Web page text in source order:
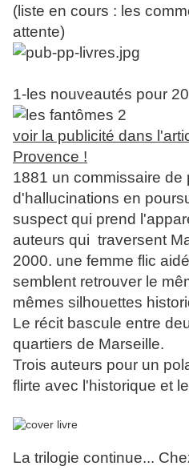
(liste en cours : les
attente)
1-les nouveautés pour
voir la publicité dans
Provence !
1881 un commissaire de
d'hallucinations en
suspect qui prend
auteurs qui traversent
2000. une femme flic
semblent retrouver le
mêmes silhouettes
Le récit bascule entre
quartiers de Marseille.
Trois auteurs pour un
flirte avec l'historique et
La trilogie continue...